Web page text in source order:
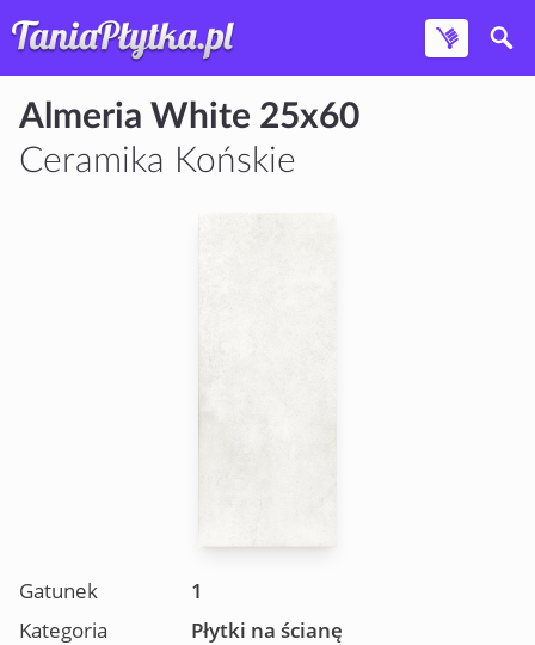
Almeria White 25x60
Ceramika Końskie
Gatunek
1
Kategoria
Płytki na ścianę